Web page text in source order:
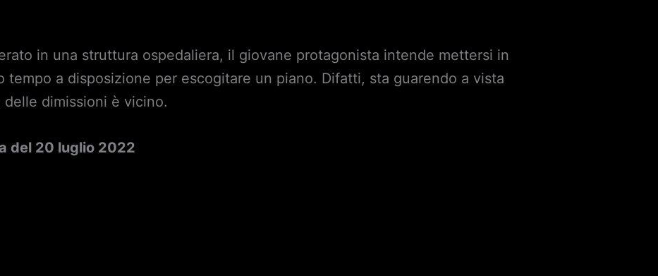
in una struttura ospedaliera, il giovane protagonista intende mettersi in
tempo a disposizione per escogitare un piano. Difatti, sta guarendo a vista
delle dimissioni è vicino.
del 20 luglio 2022